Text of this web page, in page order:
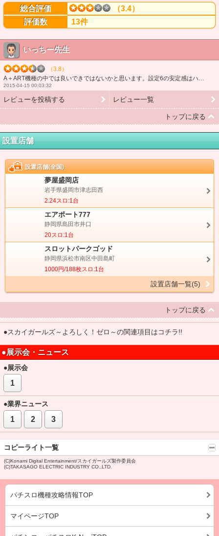
総合評価
（3.4）
評価数
13件
いっちー先生
（3.8）
A＋ART機種の中では良いできではないかと思います。設定6の安定感はハンパないです。一撃8000枚オーバーした時はぶっ壊れたと思いましたねw ただし、奇数は地獄です。なにがって？ARTに入りません(...
2015-04-15 00:03:32
レビューを投稿する レビュー一覧
トップに戻る
設置店舗
設置店舗(全国)
夢屋盛岡店
岩手県盛岡市津志田西
2.24スロ:1台
エアポート777
静岡県島田市井口
20スロ:1台
スロットパークゴッド
静岡県浜松市南区中田島町
1000円/188枚スロ:1台
設置店舗一覧(5)
トップに戻る
●スカイガールズ～よろしく！ゼロ～の関連項目はコチラ!!
●展示会・ニュース
●展示会
1
●業界ニュース
1 2 3
コピーライト一覧
(C)Konami Digital Entertainment/スカイガールズ製作委員会
(C)TAKASAGO ELECTRIC INDUSTRY CO.,LTD.
パチスロ機種攻略情報TOP
マイページTOP